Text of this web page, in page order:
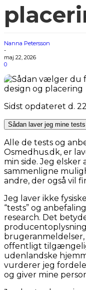
Nanna Petersson
-
maj 22, 2026
0
Sidst opdateret d.
Sådan laver jeg mine
Alle de tests og
Osmedhus.dk, er
min side. Jeg
sammenligne
andre, der også vil
Jeg laver ikke
“tests” og
research. Det
offentligt
udenlandske
vurderer jeg
og giver mine